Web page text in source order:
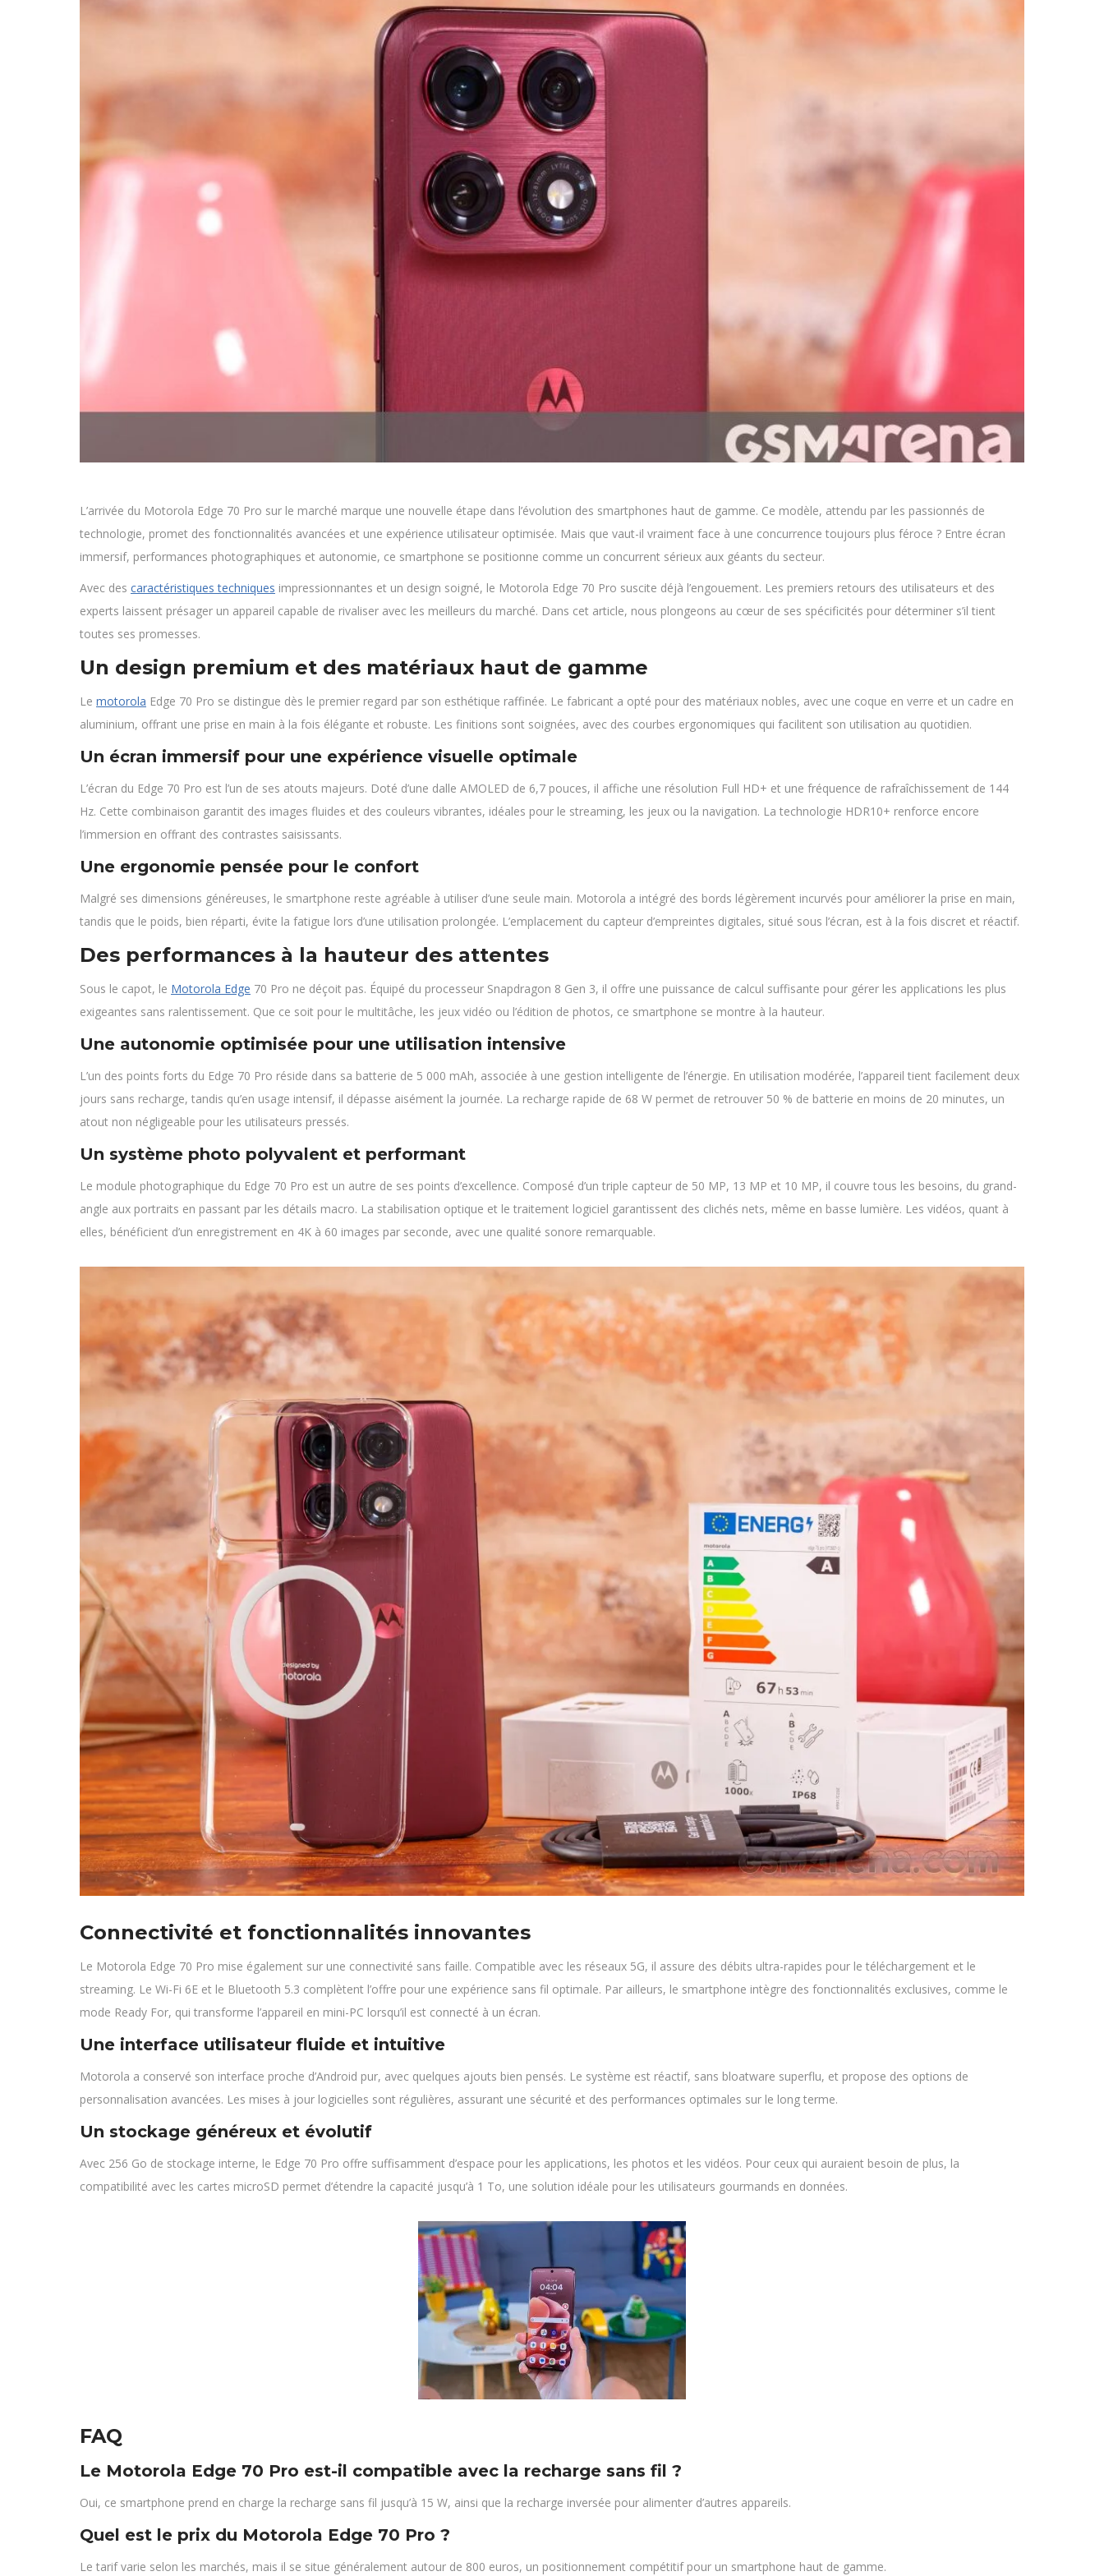
L’arrivée du Motorola Edge 70 Pro sur le marché marque une nouvelle étape dans l’évolution des smartphones haut de gamme. Ce modèle, attendu par les passionnés de
technologie, promet des fonctionnalités avancées et une expérience utilisateur optimisée. Mais que vaut-il vraiment face à une concurrence toujours plus féroce ? Entre écran
immersif, performances photographiques et autonomie, ce smartphone se positionne comme un concurrent sérieux aux géants du secteur.
Avec des caractéristiques techniques impressionnantes et un design soigné, le Motorola Edge 70 Pro suscite déjà l’engouement. Les premiers retours des utilisateurs et des
experts laissent présager un appareil capable de rivaliser avec les meilleurs du marché. Dans cet article, nous plongeons au cœur de ses spécificités pour déterminer s’il tient
toutes ses promesses.
Un design premium et des matériaux haut de gamme
Le motorola Edge 70 Pro se distingue dès le premier regard par son esthétique raffinée. Le fabricant a opté pour des matériaux nobles, avec une coque en verre et un cadre en
aluminium, offrant une prise en main à la fois élégante et robuste. Les finitions sont soignées, avec des courbes ergonomiques qui facilitent son utilisation au quotidien.
Un écran immersif pour une expérience visuelle optimale
L’écran du Edge 70 Pro est l’un de ses atouts majeurs. Doté d’une dalle AMOLED de 6,7 pouces, il affiche une résolution Full HD+ et une fréquence de rafraîchissement de 144
Hz. Cette combinaison garantit des images fluides et des couleurs vibrantes, idéales pour le streaming, les jeux ou la navigation. La technologie HDR10+ renforce encore
l’immersion en offrant des contrastes saisissants.
Une ergonomie pensée pour le confort
Malgré ses dimensions généreuses, le smartphone reste agréable à utiliser d’une seule main. Motorola a intégré des bords légèrement incurvés pour améliorer la prise en main,
tandis que le poids, bien réparti, évite la fatigue lors d’une utilisation prolongée. L’emplacement du capteur d’empreintes digitales, situé sous l’écran, est à la fois discret et réactif.
Des performances à la hauteur des attentes
Sous le capot, le Motorola Edge 70 Pro ne déçoit pas. Équipé du processeur Snapdragon 8 Gen 3, il offre une puissance de calcul suffisante pour gérer les applications les plus
exigeantes sans ralentissement. Que ce soit pour le multitâche, les jeux vidéo ou l’édition de photos, ce smartphone se montre à la hauteur.
Une autonomie optimisée pour une utilisation intensive
L’un des points forts du Edge 70 Pro réside dans sa batterie de 5 000 mAh, associée à une gestion intelligente de l’énergie. En utilisation modérée, l’appareil tient facilement deux
jours sans recharge, tandis qu’en usage intensif, il dépasse aisément la journée. La recharge rapide de 68 W permet de retrouver 50 % de batterie en moins de 20 minutes, un
atout non négligeable pour les utilisateurs pressés.
Un système photo polyvalent et performant
Le module photographique du Edge 70 Pro est un autre de ses points d’excellence. Composé d’un triple capteur de 50 MP, 13 MP et 10 MP, il couvre tous les besoins, du grand-
angle aux portraits en passant par les détails macro. La stabilisation optique et le traitement logiciel garantissent des clichés nets, même en basse lumière. Les vidéos, quant à
elles, bénéficient d’un enregistrement en 4K à 60 images par seconde, avec une qualité sonore remarquable.
Connectivité et fonctionnalités innovantes
Le Motorola Edge 70 Pro mise également sur une connectivité sans faille. Compatible avec les réseaux 5G, il assure des débits ultra-rapides pour le téléchargement et le
streaming. Le Wi-Fi 6E et le Bluetooth 5.3 complètent l’offre pour une expérience sans fil optimale. Par ailleurs, le smartphone intègre des fonctionnalités exclusives, comme le
mode Ready For, qui transforme l’appareil en mini-PC lorsqu’il est connecté à un écran.
Une interface utilisateur fluide et intuitive
Motorola a conservé son interface proche d’Android pur, avec quelques ajouts bien pensés. Le système est réactif, sans bloatware superflu, et propose des options de
personnalisation avancées. Les mises à jour logicielles sont régulières, assurant une sécurité et des performances optimales sur le long terme.
Un stockage généreux et évolutif
Avec 256 Go de stockage interne, le Edge 70 Pro offre suffisamment d’espace pour les applications, les photos et les vidéos. Pour ceux qui auraient besoin de plus, la
compatibilité avec les cartes microSD permet d’étendre la capacité jusqu’à 1 To, une solution idéale pour les utilisateurs gourmands en données.
FAQ
Le Motorola Edge 70 Pro est-il compatible avec la recharge sans fil ?
Oui, ce smartphone prend en charge la recharge sans fil jusqu’à 15 W, ainsi que la recharge inversée pour alimenter d’autres appareils.
Quel est le prix du Motorola Edge 70 Pro ?
Le tarif varie selon les marchés, mais il se situe généralement autour de 800 euros, un positionnement compétitif pour un smartphone haut de gamme.